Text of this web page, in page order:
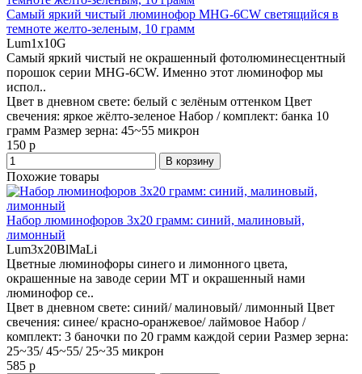
Самый яркий чистый люминофор MHG-6CW светящийся в
темноте желто-зеленым, 10 грамм
Lum1x10G
Самый яркий чистый не окрашенный фотолюминесцентный
порошок серии MHG-6CW. Именно этот люминофор мы
испол..
Цвет в дневном свете: белый с зелёным оттенком Цвет
свечения: яркое жёлто-зеленое Набор / комплект: банка 10
грамм Размер зерна: 45~55 микрон
150 р
В корзину
Похожие товары
Набор люминофоров 3x20 грамм: синий, малиновый,
лимонный
Lum3x20BlMaLi
Цветные люминофоры синего и лимонного цвета,
окрашенные на заводе серии МТ и окрашенный нами
люминофор се..
Цвет в дневном свете: синий/ малиновый/ лимонный Цвет
свечения: cинее/ красно-оранжевое/ лаймовое Набор /
комплект: 3 баночки по 20 грамм каждой серии Размер зерна:
25~35/ 45~55/ 25~35 микрон
585 р